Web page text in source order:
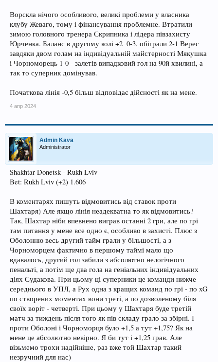
Ворскла нічого особливого, великі проблеми у власника
клубу Жеваго, тому і фінансування проблемне. Втратили
зимою головного тренера Скрипника і лідера півзахисту
Юрченка. Баланс в другому колі +2=0-3, обіграли 2-1 Верес
завдяки двом голам на індивідуальній майстерності Мякушка
і Чорноморець 1-0 - залетів випадковий гол на 90й хвилині, а
так то суперник домінував.
Початкова лінія -0,5 більш відповідає дійсності як на мене.
4 апр 2024
Admin Kava
Administrator
Shakhtar Donetsk - Rukh Lviv
Bet: Rukh Lviv (+2) 1.606
В коментарях пишуть відмовитись від ставок проти
Шахтаря) Але якщо лінія неадекватна то як відмовитись?
Так, Шахтар ніби впевнено виграв останні 2 гри, але по грі
там питання у мене все одно є, особливо в захисті. Плюс з
Оболонню весь другий тайм грали у більшості, а з
Чорноморцем фактично в першому таймі мало що
вдавалось, другий гол забили з абсолютно нелогічного
пенальті, а потім ще два гола на геніальних індивідуальних
діях Судакова. При цьому ці суперники це команди нижче
середнього в УПЛ, а Рух одна з кращих команд по грі - по xG
по створених моментах вони треті, а по дозволеному біля
своїх воріт - четверті. При цьому у Шахтаря буде третій
матч за тиждень після того як пів складу грало за збірні. І
проти Оболоні і Чорноморця було +1,5 а тут +1,75? Як на
мене це абсолютно невірно. Я би тут і +1,25 грав. Але
візьмемо трохи надійніше, раз вже той Шахтар такий
незручний для нас)